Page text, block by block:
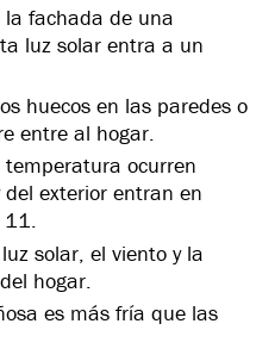
la fachada de una
luz solar entra a un
huecos en las paredes o
entre al hogar.
ocurren
exterior entran en
11.
solar, el viento y la
hogar.
es más fría que las